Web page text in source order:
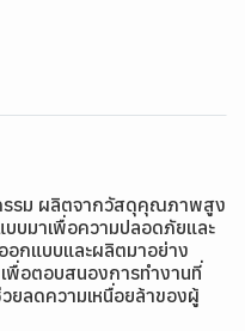
รรม ผลิตจากวัสดุคุณภาพสูง
บมาเพื่อความปลอดภัยและ
อกแบบและผลิตมาอย่าง
อตอบสนองการทำงานที่
ยลดความเหนื่อยล้าของผู้